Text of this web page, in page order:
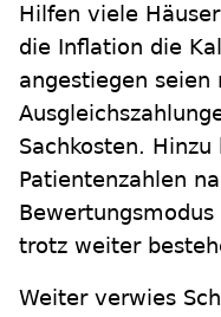
Hilfen viele
die Inflation die
angestiegen seien
Sachkosten.
Patientenzahlen
trotz weiter
Weiter verwies